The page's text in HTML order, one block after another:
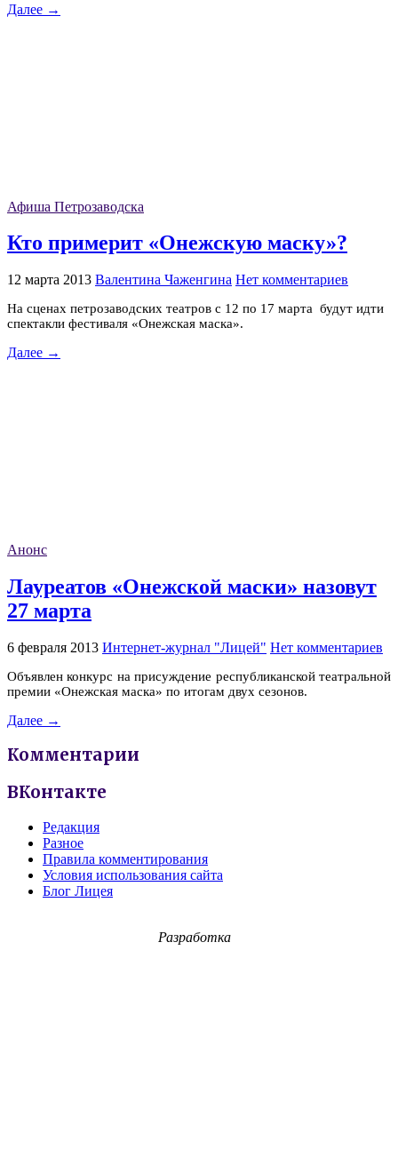
Далее →
Афиша Петрозаводска
Кто примерит «Онежскую маску»?
12 марта 2013 Валентина Чаженгина Нет комментариев
На сценах петрозаводских театров с 12 по 17 марта будут идти
спектакли фестиваля «Онежская маска».
Далее →
Анонс
Лауреатов «Онежской маски» назовут
27 марта
6 февраля 2013 Интернет-журнал "Лицей" Нет комментариев
Объявлен конкурс на присуждение республиканской театральной
премии «Онежская маска» по итогам двух сезонов.
Далее →
Комментарии
ВКонтакте
Редакция
Разное
Правила комментирования
Условия использования сайта
Блог Лицея
Разработка